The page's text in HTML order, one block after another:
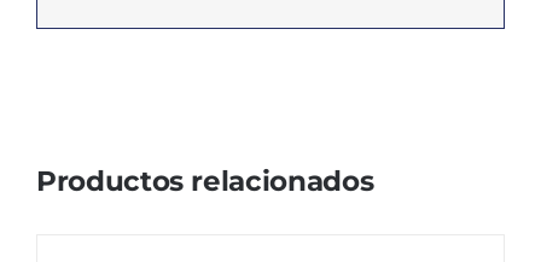
Productos relacionados